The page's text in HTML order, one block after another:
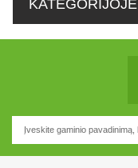
KATEGORIJOJE